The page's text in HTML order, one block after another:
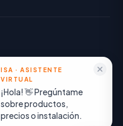
¡Hola! 👋 Pregúntame
sobre productos,
precios o instalación.